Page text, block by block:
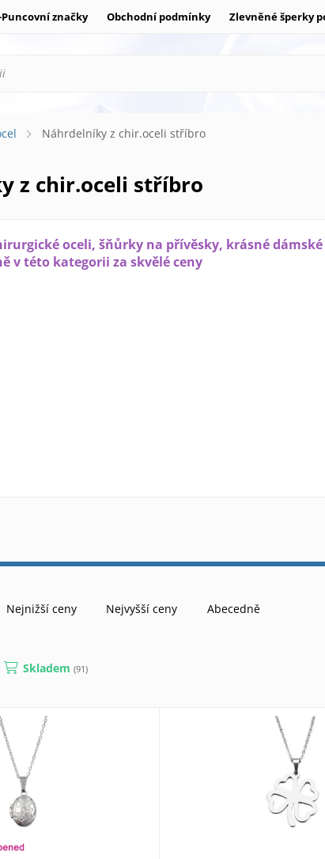
značky Obchodní podmínky Zlevněné šperky
Náhrdelníky z chir.oceli stříbro
z chir.oceli stříbro
oceli, šňůrky na přívěsky, krásné
v této kategorii za skvělé ceny
Nejnižší ceny Nejvyšší ceny Abecedně
Skladem (91)